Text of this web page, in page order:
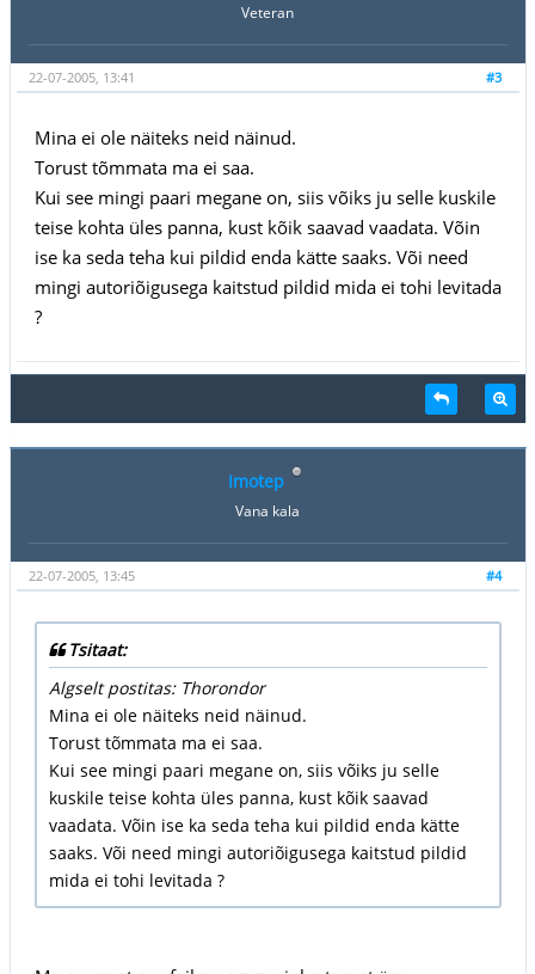
Veteran
#3
22-07-2005, 13:41
Mina ei ole näiteks neid näinud.
Torust tõmmata ma ei saa.
Kui see mingi paari megane on, siis võiks ju selle kuskile
teise kohta üles panna, kust kõik saavad vaadata. Võin
ise ka seda teha kui pildid enda kätte saaks. Või need
mingi autoriõigusega kaitstud pildid mida ei tohi levitada
?
Imotep
Vana kala
#4
22-07-2005, 13:45
Tsitaat:
Algselt postitas: Thorondor
Mina ei ole näiteks neid näinud.
Torust tõmmata ma ei saa.
Kui see mingi paari megane on, siis võiks ju selle
kuskile teise kohta üles panna, kust kõik saavad
vaadata. Võin ise ka seda teha kui pildid enda kätte
saaks. Või need mingi autoriõigusega kaitstud pildid
mida ei tohi levitada ?